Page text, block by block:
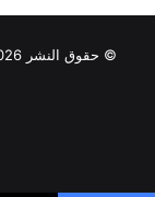
© حقوق النشر 2026، جميع الحقوق محفوظة |